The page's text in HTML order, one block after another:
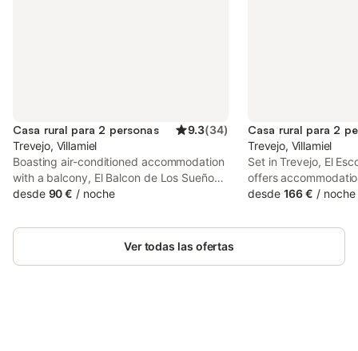
Casa rural para 2 personas 9.3(34)
Trevejo, Villamiel
Boasting air-conditioned accommodation
with a balcony, El Balcon de Los Sueños
is situated in Trevejo. The property has
desde 90 € / noche
Casa rural para 2
Trevejo, Villamiel
Set in Trevejo, El
offers
pool, a terrace and
1 bedroom, a fully
desde 166 € / noche
Ver todas las ofertas